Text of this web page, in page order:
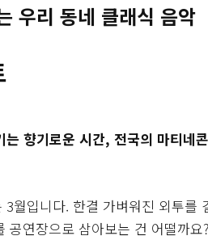
우리 동네 클래식 음악
향기로운 시간, 전국의 마티네
3월입니다. 한결 가벼워진 외투
공연장으로 삼아보는 건 어떨까